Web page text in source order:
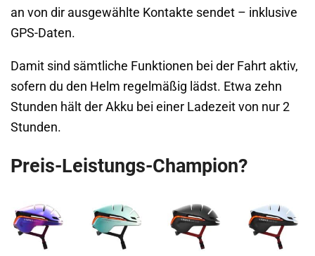
an von dir ausgewählte Kontakte sendet – inklusive
GPS-Daten.
Damit sind sämtliche Funktionen bei der Fahrt aktiv,
sofern du den Helm regelmäßig lädst. Etwa zehn
Stunden hält der Akku bei einer Ladezeit von nur 2
Stunden.
Preis-Leistungs-Champion?